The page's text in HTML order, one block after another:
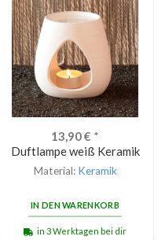
13,90€ *
Duftlampe weiß Keramik
Material: Keramik
IN DEN WARENKORB
in 3 Werktagen bei dir